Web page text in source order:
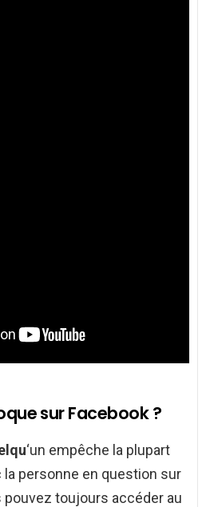
sur Facebook ?
‘un empêche la plupart
personne en question sur
pouvez toujours accéder au